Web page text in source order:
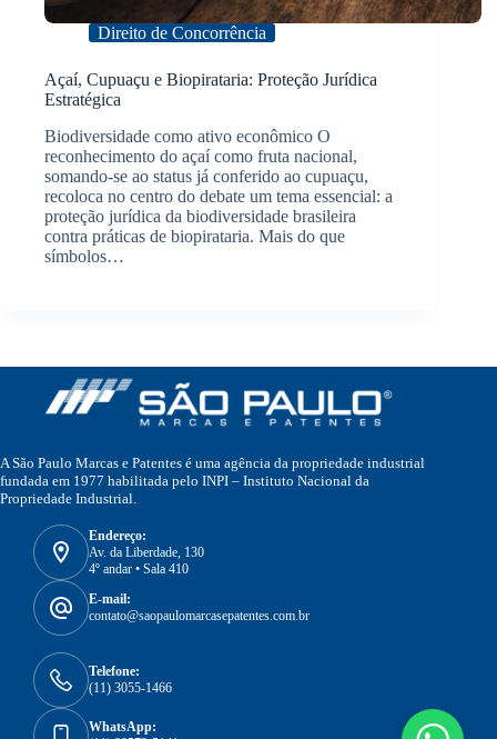
Direito de Concorrência
Açaí, Cupuaçu e Biopirataria: Proteção Jurídica
Estratégica
Biodiversidade como ativo econômico O
reconhecimento do açaí como fruta nacional,
somando-se ao status já conferido ao cupuaçu,
recoloca no centro do debate um tema essencial: a
proteção jurídica da biodiversidade brasileira
contra práticas de biopirataria. Mais do que
símbolos…
A São Paulo Marcas e Patentes é uma agência da propriedade industrial
fundada em 1977 habilitada pelo INPI – Instituto Nacional da
Propriedade Industrial.
Endereço:
Av. da Liberdade, 130
4º andar • Sala 410
E-mail:
contato@saopaulomarcasepatentes.com.br
Telefone:
(11) 3055-1466
WhatsApp: